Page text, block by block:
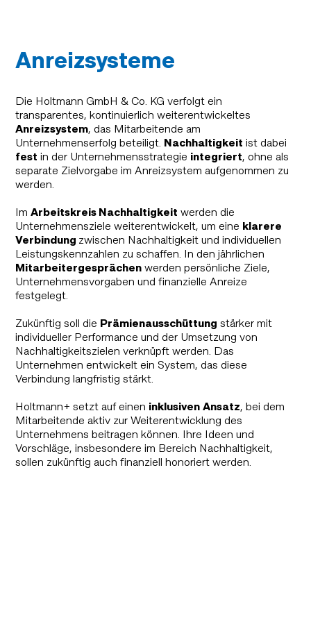
Anreizsysteme
Die Holtmann GmbH & Co. KG verfolgt ein
transparentes, kontinuierlich weiterentwickeltes
Anreizsystem, das Mitarbeitende am
Unternehmenserfolg beteiligt. Nachhaltigkeit ist dabei
fest in der Unternehmens­strategie integriert, ohne als
separate Zielvorgabe im Anreizsystem aufgenommen zu
werden.
ImArbeitskreis Nachhaltigkeit werden die
Unternehmen­sziele weiter­entwickelt, um eine klarere
Verbindung zwischen Nachhaltigkeit und individuellen
Leistungs­kennzahlen zu schaffen. In den jährlichen
Mitarbeitergesprächenwerden persönliche Ziele,
Unternehmens­vorgaben und finanzielle Anreize
festgelegt.
Zukünftig soll die Prämienausschüttung stärker mit
individueller Performance und der Umsetzung von
Nachhaltigkeitszielen verknüpft werden. Das
Unternehmen entwickelt ein System, das diese
Verbindung langfristig stärkt.
Holtmann+ setzt auf einen inklusiven Ansatz, bei dem
Mitarbeitende aktiv zur Weiterentwicklung des
Unternehmens beitragen können. Ihre Ideen und
Vorschläge, insbesondere im Bereich Nachhaltigkeit,
sollen zukünftig auch finanziell honoriert werden.